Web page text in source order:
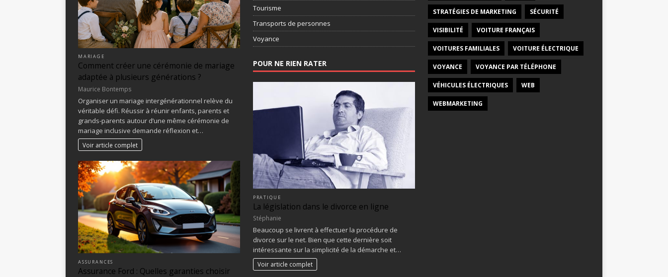
MARIAGE
Comment créer une cérémonie de mariage
adaptée à plusieurs générations ?
Maurice Bontemps
Organiser un mariage intergénérationnel relève du
véritable défi. Réussir à réunir enfants, parents et
grands-parents autour d’une même cérémonie de
mariage inclusive demande réflexion et…
Voir article complet
ASSURANCES
Assurance Ford : Quelles garanties choisir
Tourisme
Transports de personnes
Voyance
POUR NE RIEN RATER
PRATIQUE
La législation dans le divorce en ligne
Stéphanie
Beaucoup se livrent à effectuer la procédure de
divorce sur le net. Bien que cette dernière soit
intéressante sur la simplicité de la démarche et…
Voir article complet
STRATÉGIES DE MARKETING SÉCURITÉ
VISIBILITÉ VOITURE FRANÇAIS
VOITURES FAMILIALES VOITURE ÉLECTRIQUE
VOYANCE VOYANCE PAR TÉLÉPHONE
VÉHICULES ÉLECTRIQUES WEB
WEBMARKETING